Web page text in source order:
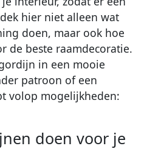
hier niet alleen wat
doen, maar ook hoe
de beste raamdecoratie.
in een mooie
patroon of een
volop mogelijkheden:
doen voor je